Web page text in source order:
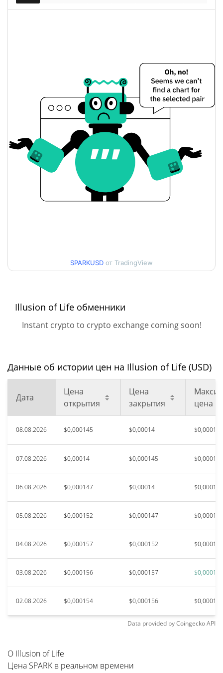
открытия / закрытия
$0,00014014781 /
$0,00014087356
Вчерашнее изменение
Вчерашний объем $40 078,195
Illusion of Life История цены
Мин. / макс цена за 7
$0,00013885192 /
Мин. / макс цена за 90
$0,0001391805 /
Мин. / макс цена за 52
Исторический мин.
авг. 6, 2026 (2 дней назад)
$0,00013837
SPARKUSD от TradingView
Illusion of Life обменники
Instant crypto to crypto exchange coming soon!
Данные об истории цен на Illusion of Life (USD)
Дата
Цена
открытия
Цена
закрытия
цена
08.08.2026 $0,000145 $0,00014 $0,00015
07.08.2026 $0,00014 $0,000145 $0,000146
06.08.2026 $0,000147 $0,00014 $0,000151
05.08.2026 $0,000152 $0,000147 $0,000153
04.08.2026 $0,000157 $0,000152 $0,000158
03.08.2026 $0,000156 $0,000157 $0,000166
02.08.2026 $0,000154 $0,000156 $0,000162
Data provided byCoingeckoAPI
О Illusion of Life
Цена SPARK в реальном времени